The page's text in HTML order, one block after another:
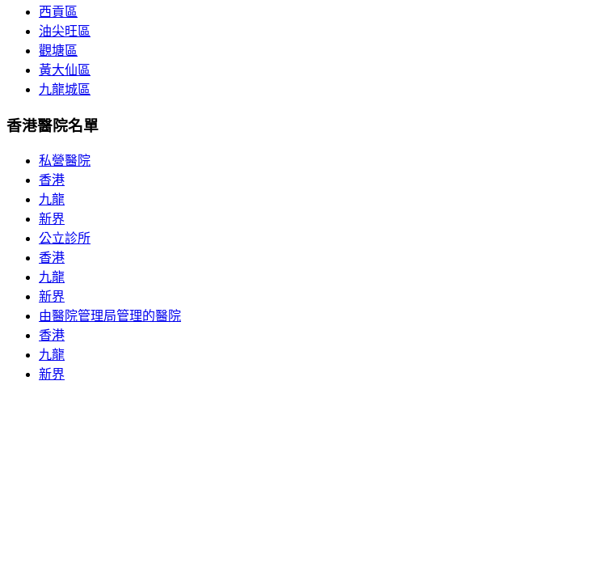
西貢區
油尖旺區
觀塘區
黃大仙區
九龍城區
香港醫院名單
私營醫院
香港
九龍
新界
公立診所
香港
九龍
新界
由醫院管理局管理的醫院
香港
九龍
新界